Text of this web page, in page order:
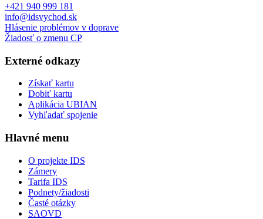
+421 940 999 181
info@idsvychod.sk
Hlásenie problémov v doprave
Žiadosť o zmenu CP
Externé odkazy
Získať kartu
Dobiť kartu
Aplikácia UBIAN
Vyhľadať spojenie
Hlavné menu
O projekte IDS
Zámery
Tarifa IDS
Podnety/žiadosti
Časté otázky
SAOVD